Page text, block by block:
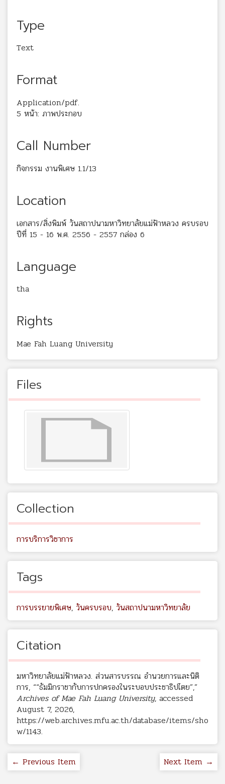
Type
Text
Format
Application/pdf.
5 หน้า: ภาพประกอบ
Call Number
กิจกรรม งานพิเศษ 1.1/13
Location
เอกสาร/สิ่งพิมพ์ วันสถาปนามหาวิทยาลัยแม่ฟ้าหลวง ครบรอบ
ปีที่ 15 - 16 พ.ศ. 2556 - 2557 กล่อง 6
Language
tha
Rights
Mae Fah Luang University
Files
Collection
การบริการวิชาการ
Tags
การบรรยายพิเศษ, วันครบรอบ, วันสถาปนามหาวิทยาลัย
Citation
มหาวิทยาลัยแม่ฟ้าหลวง. ส่วนสารบรรณ อำนวยการและนิติ
การ, ““ธัมมิกราชากับการปกครองในระบอบประชาธิปไตย”,”
Archives of Mae Fah Luang University, accessed
August 7, 2026,
https://web.archives.mfu.ac.th/database/items/sho
w/1143.
← Previous Item Next Item →